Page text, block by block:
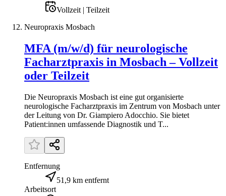
Vollzeit | Teilzeit
Neuropraxis Mosbach
MFA (m/w/d) für neurologische
Facharztpraxis in Mosbach – Vollzeit
oder Teilzeit
Die Neuropraxis Mosbach ist eine gut organisierte
neurologische Facharztpraxis im Zentrum von Mosbach unter
der Leitung von Dr. Giampiero Adocchio. Sie bietet
Patient:innen umfassende Diagnostik und T...
Entfernung
51,9 km entfernt
Arbeitsort